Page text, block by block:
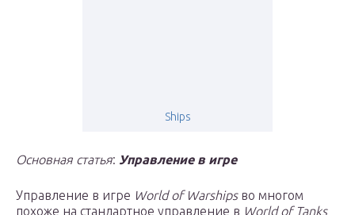
Ships
Основная статья: Управление в игре
Управление в игре World of Warshipsво многом
похоже на стандартное управление в World of Tanks